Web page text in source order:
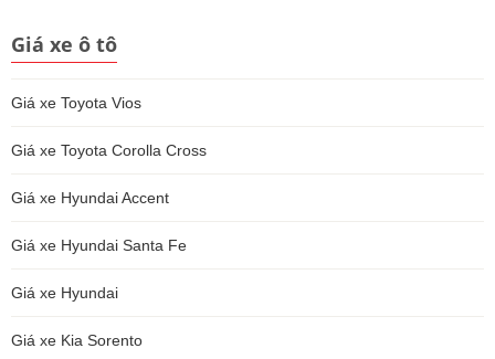
Giá xe ô tô
Giá xe Toyota Vios
Giá xe Toyota Corolla Cross
Giá xe Hyundai Accent
Giá xe Hyundai Santa Fe
Giá xe Hyundai
Giá xe Kia Sorento